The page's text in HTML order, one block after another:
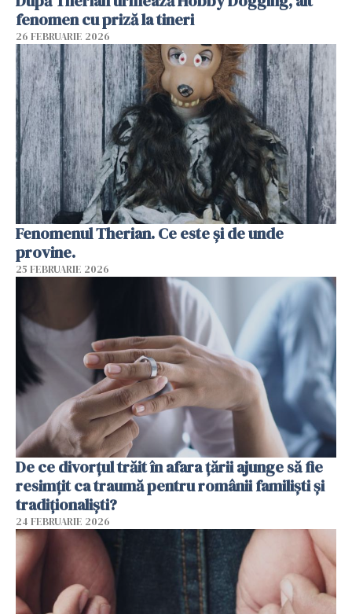
fenomen cu priză la tineri
26 FEBRUARIE 2026
Fenomenul Therian. Ce este și de unde
provine.
25 FEBRUARIE 2026
De ce divorțul trăit în afara țării ajunge să fie
resimțit ca traumă pentru românii familiști și
tradiționaliști?
24 FEBRUARIE 2026